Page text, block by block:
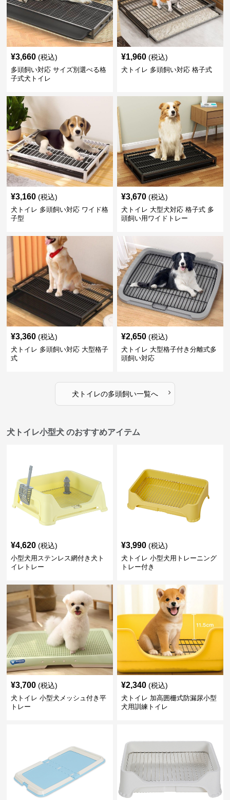
¥3,660 (税込)
多頭飼い対応 サイズ別選べる格
子式犬トイレ
¥1,960 (税込)
犬トイレ 多頭飼い対応 格子式
¥3,160 (税込)
犬トイレ 多頭飼い対応 ワイド格
子型
¥3,670 (税込)
犬トイレ 大型犬対応 格子式 多
頭飼い用ワイドトレー
¥3,360 (税込)
犬トイレ 多頭飼い対応 大型格子
式
¥2,650 (税込)
犬トイレ 大型格子付き分離式多
頭飼い対応
犬トイレの多頭飼い一覧へ ›
犬トイレ小型犬 のおすすめアイテム
¥4,620 (税込)
小型犬用ステンレス網付き犬ト
イレトレー
¥3,990 (税込)
犬トイレ 小型犬用トレーニング
トレー付き
¥3,700 (税込)
犬トイレ 小型犬メッシュ付き平
トレー
¥2,340 (税込)
犬トイレ 加高囲栅式防漏尿小型
犬用訓練トイレ